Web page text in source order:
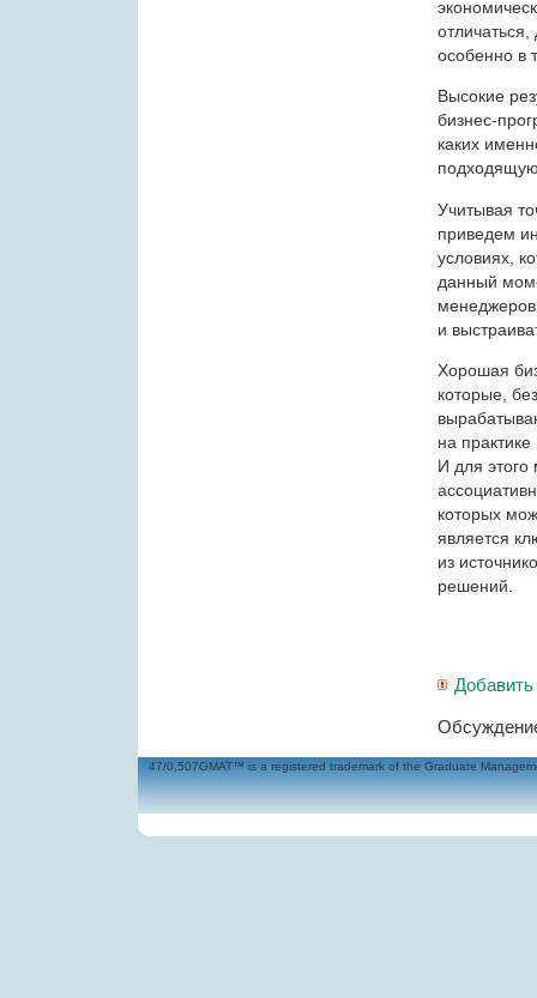
особенно в
Высокие
бизнес-
каких
Учитывая
приведем
условиях,
данный
и
Хорошая
которые,
на
И для этого
которых
является
из
решений.
47/0,507GMAT™ is a registered trademark of the Graduate